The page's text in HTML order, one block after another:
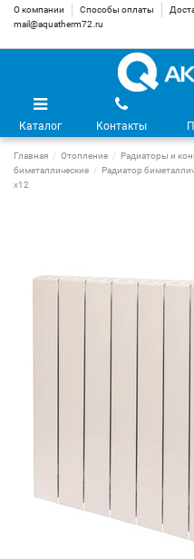
О компании Способы оплаты
mail@aquatherm72.ru
Каталог Контакты
Главная Отопление Радиаторы и
биметаллические
Радиатор
х12